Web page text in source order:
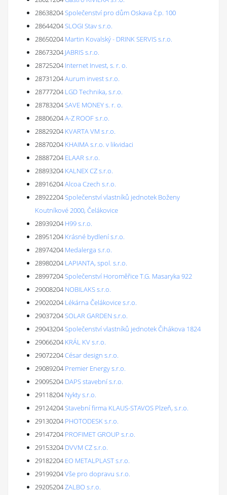
28638204Společenství pro dům Oskava č.p. 100
28644204SLOGI Stav s.r.o.
28650204 Martin Kovalský - DRINK SERVIS s.r.o.
28673204 JABRIS s.r.o.
28725204 Internet Invest, s. r. o.
28731204Aurum invest s.r.o.
28777204 LGD Technika, s.r.o.
28783204SAVE MONEY s. r. o.
28806204A-Z ROOF s.r.o.
28829204 KVARTA VM s.r.o.
28870204 KHAIMA s.r.o. v likvidaci
28887204 ELAAR s.r.o.
28893204 KALNEX CZ s.r.o.
28916204Alcoa Czech s.r.o.
28922204Společenství vlastníků jednotek Boženy
Koutníkové 2000, Čelákovice
28939204 H99 s.r.o.
28951204 Krásné bydlení s.r.o.
28974204 Medalerga s.r.o.
28980204 LAPIANTA, spol. s.r.o.
28997204Společenství Horoměřice T.G. Masaryka 922
29008204 NOBILAKS s.r.o.
29020204 Lékárna Čelákovice s.r.o.
29037204SOLAR GARDEN s.r.o.
29043204Společenství vlastníků jednotek Čihákova 1824
29066204 KRÁL KV s.r.o.
29072204César design s.r.o.
29089204 Premier Energy s.r.o.
29095204 DAPS stavební s.r.o.
29118204 Nykty s.r.o.
29124204Stavební firma KLAUS-STAVOS Plzeň, s.r.o.
29130204 PHOTODESK s.r.o.
29147204 PROFIMET GROUP s.r.o.
29153204 DVVM CZ s.r.o.
29182204 EO METALPLAST s.r.o.
29199204Vše pro dopravu s.r.o.
29205204ZALBO s.r.o.